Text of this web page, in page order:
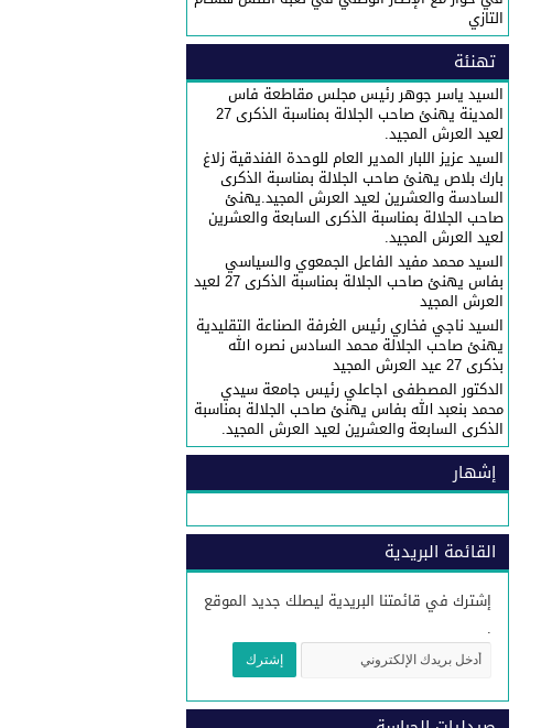
التازي
تهنئة
السيد ياسر جوهر رئيس مجلس مقاطعة فاس
المدينة يهنئ صاحب الجلالة بمناسبة الذكرى 27
لعيد العرش المجيد.
السيد عزيز اللبار المدير العام للوحدة الفندقية زلاغ
بارك بلاص يهنئ صاحب الجلالة بمناسبة الذكرى
السادسة والعشرين لعيد العرش المجيد.يهنئ
صاحب الجلالة بمناسبة الذكرى السابعة والعشرين
لعيد العرش المجيد.
السيد محمد مفيد الفاعل الجمعوي والسياسي
بفاس يهنئ صاحب الجلالة بمناسبة الذكرى 27 لعيد
العرش المجيد
السيد ناجي فخاري رئيس الغرفة الصناعة التقليدية
يهنئ صاحب الجلالة محمد السادس نصره الله
بذكرى 27 عيد العرش المجيد
الدكتور المصطفى اجاعلي رئيس جامعة سيدي
محمد بنعبد الله بفاس يهنئ صاحب الجلالة بمناسبة
الذكرى السابعة والعشرين لعيد العرش المجيد.
إشهار
القائمة البريدية
إشترك في قائمتنا البريدية ليصلك جديد الموقع
.